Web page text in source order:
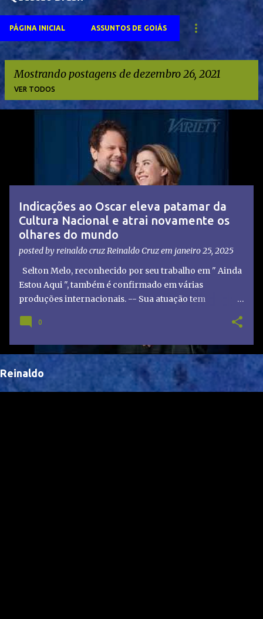
PÁGINA INICIAL ASSUNTOS DE GOIÁS
Mostrando postagens de dezembro 26, 2021
VER TODOS
Indicações ao Oscar eleva patamar da
Cultura Nacional e atrai novamente os
olhares do mundo
posted by reinaldo cruz Reinaldo Cruzem janeiro 25, 2025
Selton Melo, reconhecido por seu trabalho em " Ainda
Estou Aqui ", também é confirmado em várias
produções internacionais. -- Sua atuação tem
Brasil, abrindo portas para novas oportunidades no
a representação brasileira no cinema global!
0
Reinaldo